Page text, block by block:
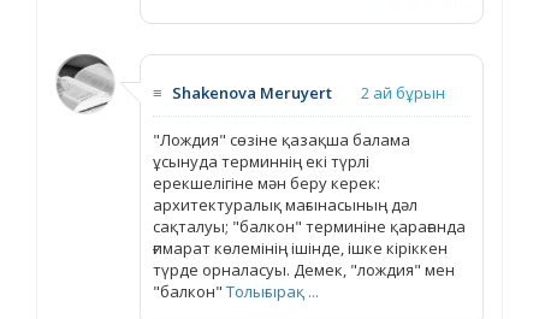
≡ Shakenova Meruyert 2 ай бұрын
"Лождия" сөзіне қазақша балама
ұсынуда терминнің екі түрлі
ерекшелігіне мән беру керек:
архитектуралық мағынасының дәл
сақталуы; "балкон" терминіне қарағанда
ғимарат көлемінің ішінде, ішке кіріккен
түрде орналасуы. Демек, "лождия" мен
"балкон" Толығырақ ...